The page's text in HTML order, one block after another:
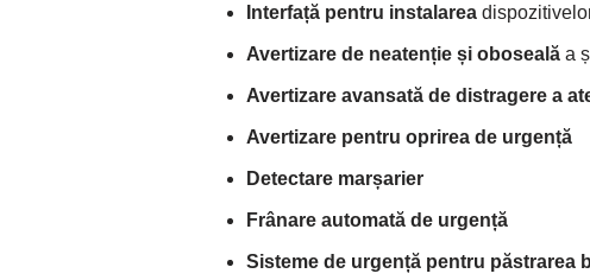
Interfață pentru instalarea
Avertizare de neatenție și oboseală a
Avertizare avansată de distragere a
Avertizare pentru oprirea de urgență
Detectare marșarier
Frânare automată de urgență
Sisteme de urgență pentru păstrarea